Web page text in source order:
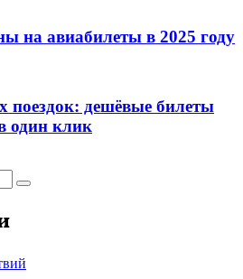
на авиабилеты в 2025 году
поездок: дешёвые билеты
один клик